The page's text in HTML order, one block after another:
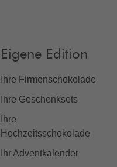
Eigene Edition
Ihre Firmenschokolade
Ihre Geschenksets
Ihre
Hochzeitsschokolade
Ihr Adventkalender